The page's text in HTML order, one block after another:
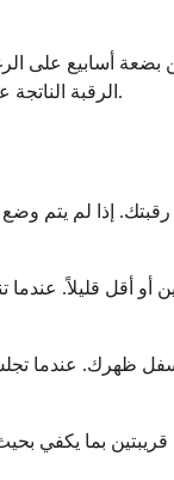
بضعة أسابيع على
الرقبة الناتجة عن العمل على الكمبيوتر بسيطة وتستجيب جيداً للتغييرات البسيطة. ولكن الاستماع إلى جسدك وطلب المساعدة عند الحاجة هو دائماً الخيار الصحيح.
إذا لم يتم
أقل قليلاً. عندما
ظهرك.